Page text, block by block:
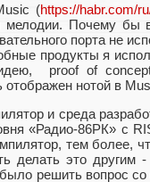
(https://habr.com/
Почему бы
порта не
продукты я
proof of concept
нотой в
и среда
«Радио-86РК» с
тем более,
делать это другим
решить вопрос